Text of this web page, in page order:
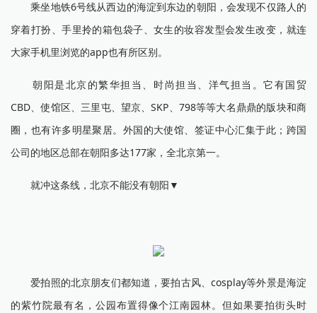
乘坐地铁6号线从西边的海淀到东边的朝阳，会发现不仅路人的
穿着打扮、手里拎的箱包袋子、女生的妆容发型会发生改变，就连
大家手机里浏览的app也有所区别。
朝阳是北京的繁华担当、时尚担当、洋气担当。它有国贸
CBD、使馆区、三里屯、望京、SKP、798等等大名鼎鼎的版块和商
圈，也有许多明星聚居。外国的大使馆、签证中心汇集于此；跨国
公司的地区总部在朝阳多达177家，全北京第一。
就冲这条线，北京不能没有朝阳▼
爱拍照的北京朋友们都知道，要拍古风、cosplay等外景是海淀
的紫竹院最有名，公园布置得像个江南园林。但如果要拍街头时